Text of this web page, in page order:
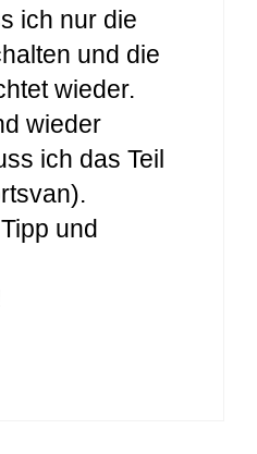
ich nur die
und die
wieder.
wieder
ich das Teil
und